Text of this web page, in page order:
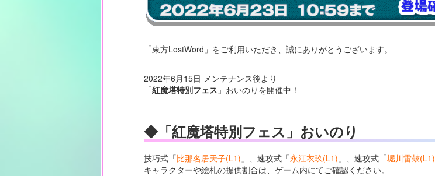
「東方LostWord」をご利用いただき、誠にありがとうございます。
2022年6月15日 メンテナンス後より
「紅魔塔特別フェス 」おいのりを開催中！
◆「紅魔塔特別フェス」おいのり
技巧式「比那名居天子(L1) 」、速攻式「永江衣玖(L1) 」、速攻式「堀川雷鼓(L1)
キャラクターや絵札の提供割合は、ゲーム内にてご確認ください。